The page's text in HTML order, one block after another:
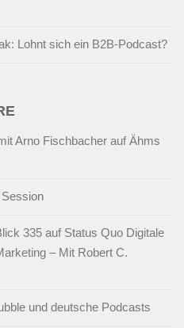
Lohnt sich ein B2B-Podcast?
Arno Fischbacher auf Ähms
335 auf Status Quo Digitale
– Mit Robert C.
und deutsche Podcasts